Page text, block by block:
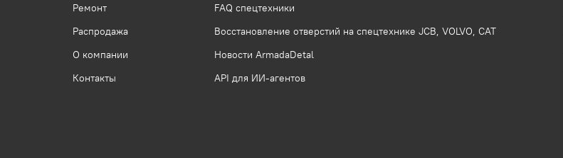
Ремонт
Распродажа
О компании
Контакты
FAQ спецтехники
Восстановление отверстий на спецтехнике JCB, VOLVO, CAT
Новости ArmadaDetal
API для ИИ-агентов